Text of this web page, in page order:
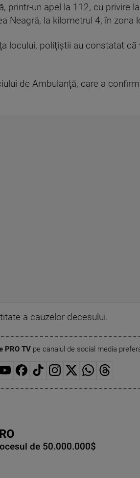
printr-un apel la 112, cu privire
Neagră, la kilometrul 4, în zona
locului, poliţiştii au constatat
de Ambulanţă, care a
a cauzelor decesului.
PRO TVpe canalul de social media
de 50.000.000$